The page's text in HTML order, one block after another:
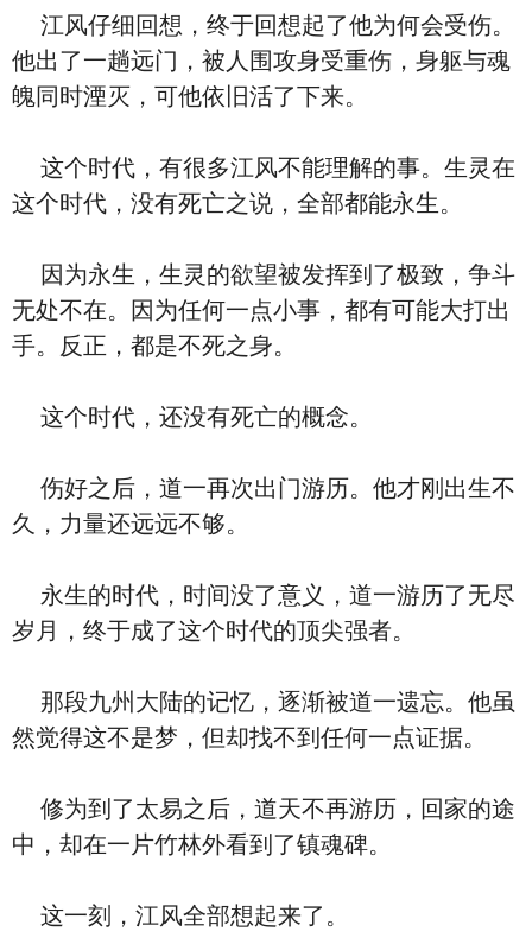
江风仔细回想，终于回想起了他为何会受伤。
他出了一趟远门，被人围攻身受重伤，身躯与魂
魄同时湮灭，可他依旧活了下来。
这个时代，有很多江风不能理解的事。生灵在
这个时代，没有死亡之说，全部都能永生。
因为永生，生灵的欲望被发挥到了极致，争斗
无处不在。因为任何一点小事，都有可能大打出
手。反正，都是不死之身。
这个时代，还没有死亡的概念。
伤好之后，道一再次出门游历。他才刚出生不
久，力量还远远不够。
永生的时代，时间没了意义，道一游历了无尽
岁月，终于成了这个时代的顶尖强者。
那段九州大陆的记忆，逐渐被道一遗忘。他虽
然觉得这不是梦，但却找不到任何一点证据。
修为到了太易之后，道天不再游历，回家的途
中，却在一片竹林外看到了镇魂碑。
这一刻，江风全部想起来了。